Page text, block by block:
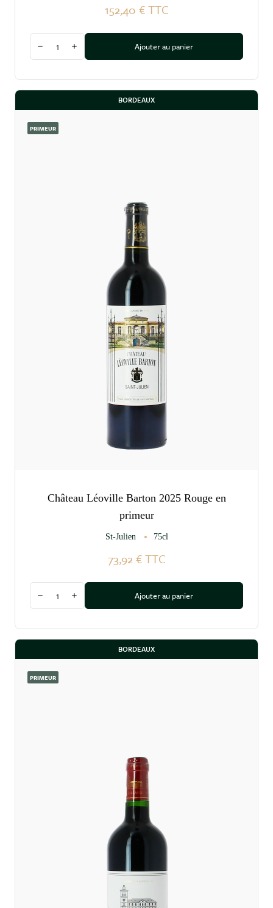
152,40 € TTC
Quantité
Diminuer la quantité
Augmenter la quantitéAjouter au panier
BORDEAUX
PRIMEUR
Château Léoville Barton 2025 Rouge en
primeur
St-Julien 75cl
73,92 € TTC
Diminuer la quantité
Augmenter la quantitéAjouter au panier
BORDEAUX
PRIMEUR